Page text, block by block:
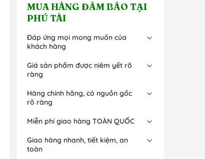
MUA HÀNG ĐẢM BẢO TẠI
PHÚ TÀI
Đáp ứng mọi mong muốn của
khách hàng
Giá sản phẩm được niêm yết rõ
ràng
Hàng chính hãng, có nguồn gốc
rõ ràng
Miễn phí giao hàng TOÀN QUỐC
Giao hàng nhanh, tiết kiệm, an
toàn